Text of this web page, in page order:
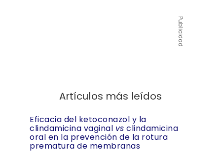
Publicidad
Artículos más leídos
Eficacia del ketoconazol y la
clindamicina vaginal vs clindamicina
oral en la prevención de la rotura
prematura de membranas